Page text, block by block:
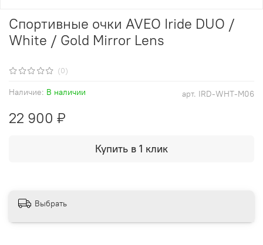
(0)
арт. IRD-WHT-M06
Наличие: В наличии
Спортивные очки AVEO Iride DUO /
White / Gold Mirror Lens
22 900 ₽
Купить в 1 клик
Выбрать